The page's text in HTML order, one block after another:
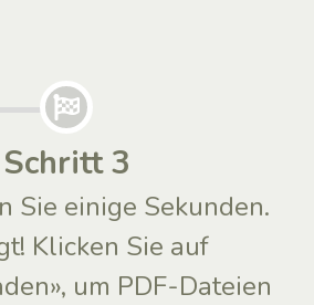
Schritt 3
Sie einige Sekunden.
Klicken Sie auf
um PDF-Dateien